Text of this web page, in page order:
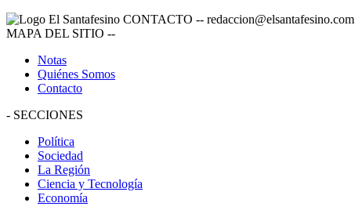
CONTACTO -- redaccion@elsantafesino.com
MAPA DEL SITIO --
Notas
Quiénes Somos
Contacto
- SECCIONES
Política
Sociedad
La Región
Ciencia y Tecnología
Economía